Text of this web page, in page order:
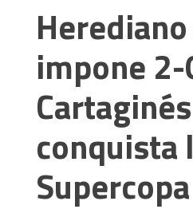
impone
conquista
Supercopa